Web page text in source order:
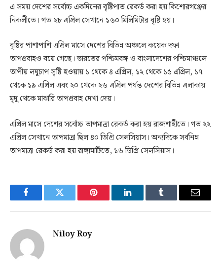
এ সময় দেশের সর্বোচ্চ একদিনের বৃষ্টিপাত রেকর্ড করা হয় কিশোরগঞ্জের
নিকলীতে। গত ২৮ এপ্রিল সেখানে ১৬০ মিলিমিটার বৃষ্টি হয়।
বৃষ্টির পাশাপাশি এপ্রিল মাসে দেশের বিভিন্ন অঞ্চলে কয়েক দফা
তাপপ্রবাহও বয়ে গেছে। ভারতের পশ্চিমবঙ্গ ও বাংলাদেশের পশ্চিমাঞ্চলে
তাপীয় লঘুচাপ সৃষ্টি হওয়ায় ১ থেকে ৪ এপ্রিল, ১২ থেকে ১৫ এপ্রিল, ১৭
থেকে ১৯ এপ্রিল এবং ২০ থেকে ২৬ এপ্রিল পর্যন্ত দেশের বিভিন্ন এলাকায়
মৃদু থেকে মাঝারি তাপপ্রবাহ দেখা দেয়।
এপ্রিল মাসে দেশের সর্বোচ্চ তাপমাত্রা রেকর্ড করা হয় রাজশাহীতে। গত ২২
এপ্রিল সেখানে তাপমাত্রা ছিল ৪০ ডিগ্রি সেলসিয়াস। অন্যদিকে সর্বনিম্ন
তাপমাত্রা রেকর্ড করা হয় রাঙ্গামাটিতে, ১৬ ডিগ্রি সেলসিয়াস।
FacebookTwitter Pinterest LinkedInTumblr Email
Niloy Roy